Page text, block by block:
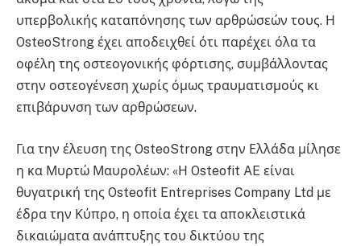
υπερβολικής καταπόνησης των αρθρώσεών τους. Η
OsteoStrong έχει αποδειχθεί ότι παρέχει όλα τα
οφέλη της οστεογονικής φόρτισης, συμβάλλοντας
στην οστεογένεση χωρίς όμως τραυματισμούς κι
επιβάρυνση των αρθρώσεων.
Για την έλευση της OsteoStrong στην Ελλάδα μίλησε
η κα Μυρτώ Μαυρολέων: «Η Osteofit AE είναι
θυγατρική της Osteofit Entreprises Company Ltd με
έδρα την Κύπρο, η οποία έχει τα αποκλειστικά
δικαιώματα ανάπτυξης του δικτύου της